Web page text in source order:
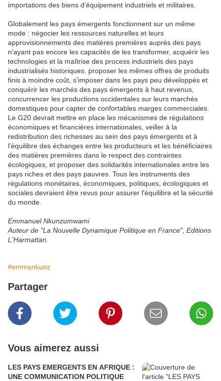
importations des biens d’équipement industriels et militaires.
Globalement les pays émergents fonctionnent sur un même
mode : négocier les ressources naturelles et leurs
approvisionnements des matières premières auprès des pays
n'ayant pas encore les capacités de les transformer, acquérir les
technologies et la maîtrise des process industriels des pays
industrialisés historiques, proposer les mêmes offres de produits
finis à moindre coût, s'imposer dans les pays peu développés et
conquérir les marchés des pays émergents à haut revenus,
concurrencer les productions occidentales sur leurs marchés
domestiques pour capter de confortables marges commerciales.
Le G20 devrait mettre en place les mécanismes de régulations
économiques et financières internationales, veiller à la
redistribution des richesses au sein des pays émergents et à
l'équilibre des échanges entre les producteurs et les bénéficiaires
des matières premières dans le respect des contraintes
écologiques, et proposer des solidarités internationales entre les
pays riches et des pays pauvres. Tous les instruments des
régulations monétaires, économiques, politiques, écologiques et
sociales devraient être revus pour assurer l'équilibre et la sécurité
du monde.
Emmanuel Nkunzumwami
Auteur de "La Nouvelle Dynamique Politique en France", Editions
L'Harmattan.
#emmankunz
Partager
Vous aimerez aussi
LES PAYS EMERGENTS EN AFRIQUE :
UNE COMMUNICATION POLITIQUE